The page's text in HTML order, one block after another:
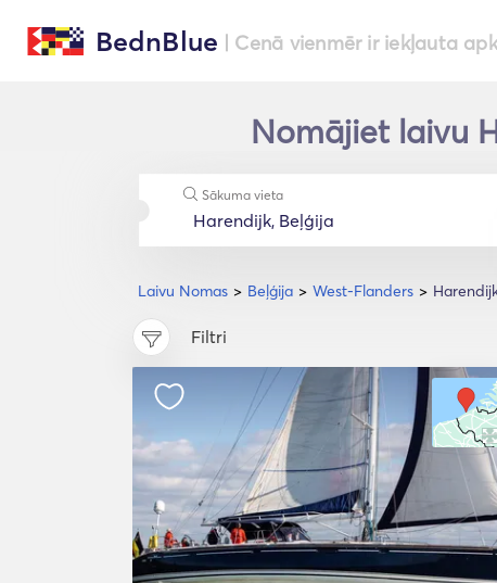
BednBlue | Cenā vienmēr ir iekļauta
Nomājiet laivu
Laivu Nomas Beļģija West-Flanders
Sākuma vieta
Filtri